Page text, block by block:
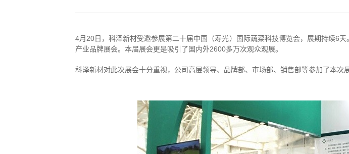
4月20日，科泽新材受邀参展第二十届中国（寿光）国际蔬菜科技博览会，展期持续6
产业品牌展会。本届展会更是吸引了国内外2600多万次观众观展。
科泽新材对此次展会十分重视，公司高层领导、品牌部、市场部、销售部等参加了本